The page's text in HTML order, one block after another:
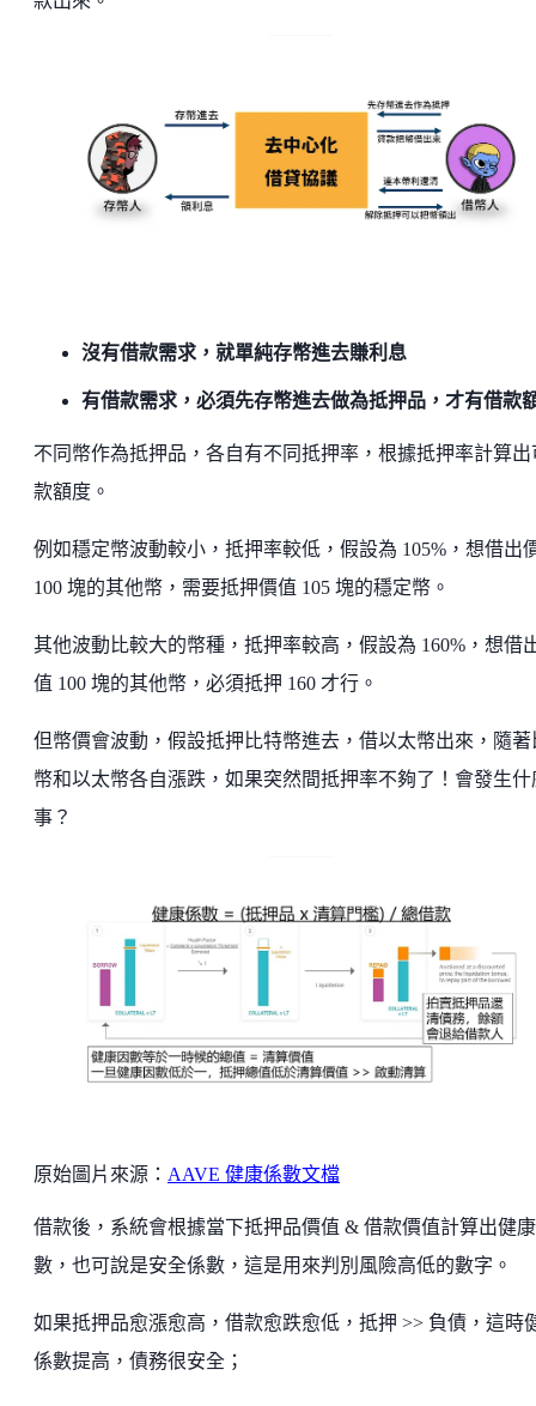
沒有借款需求，就單純存幣進去賺利息
有借款需求，必須先存幣進去做為抵押品，才有借款
不同幣作為抵押品，各自有不同抵押率，根據抵押率計算出
款額度。
例如穩定幣波動較小，抵押率較低，假設為 105%，想借出
100 塊的其他幣，需要抵押價值 105 塊的穩定幣。
其他波動比較大的幣種，抵押率較高，假設為 160%，想借
值 100 塊的其他幣，必須抵押 160 才行。
但幣價會波動，假設抵押比特幣進去，借以太幣出來，隨著
幣和以太幣各自漲跌，如果突然間抵押率不夠了！會發生什
事？
原始圖片來源： AAVE 健康係數文檔
借款後，系統會根據當下抵押品價值 & 借款價值計算出健
數，也可說是安全係數，這是用來判別風險高低的數字。
如果抵押品愈漲愈高，借款愈跌愈低，抵押 >> 負債，這時
係數提高，債務很安全；